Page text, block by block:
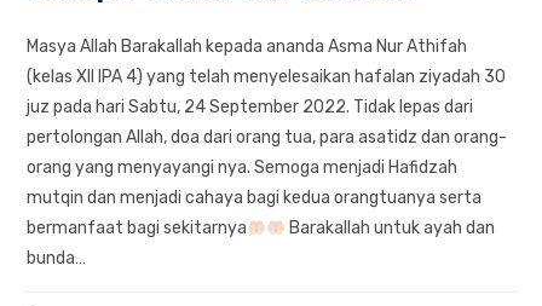
Masya Allah Barakallah kepada ananda Asma Nur Athifah
(kelas XII IPA 4) yang telah menyelesaikan hafalan ziyadah 30
juz pada hari Sabtu, 24 September 2022. Tidak lepas dari
pertolongan Allah, doa dari orang tua, para asatidz dan orang-
orang yang menyayangi nya. Semoga menjadi Hafidzah
mutqin dan menjadi cahaya bagi kedua orangtuanya serta
bermanfaat bagi sekitarnya
Barakallah untuk ayah dan
bunda…